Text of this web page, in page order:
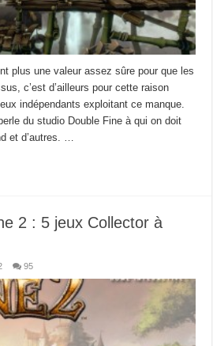
plus une valeur assez sûre pour que les
c’est d’ailleurs pour cette raison
indépendants exploitant ce manque.
du studio Double Fine à qui on doit
et d’autres. …
2 : 5 jeux Collector à
95